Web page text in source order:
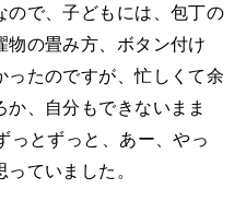
ので、子どもには、包丁の
物の畳み方、ボタン付け
ったのですが、忙しくて余
、自分もできないまま
っとずっと、あー、やっ
ていました。